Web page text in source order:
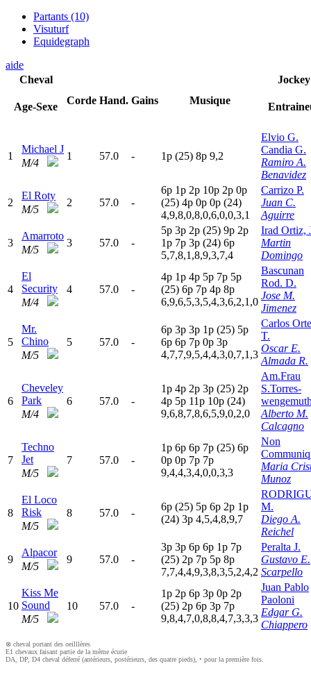
Partants (10)
Visuturf
Equidegraph
aide
Cheval
Age-Sexe
Corde Hand. Gains Musique
Jockey
1
Michael J
M/4
1 57.0 - 1p (25) 8p 9,2
Elvio G.
Candia G.
Ramiro A.
Benavidez
2
El Roty
M/5
2 57.0 -
6p 1p 2p 10p 2p 0p
(25) 4p 0p 0p (24)
4,9,8,0,8,0,6,0,0,3,1
Carrizo P.
Juan C.
Aguirre
3
Amarroto
M/5
3 57.0 -
5p 3p 2p (25) 9p 2p
1p 7p 3p (24) 6p
5,7,8,1,8,9,3,7,4
Irad Ortiz,
Martin
Domingo
4
El
Security
M/4
4 57.0 -
4p 1p 4p 5p 7p 5p
(25) 6p 7p 4p 8p
6,9,6,5,3,5,4,3,6,2,1,0
Bascunan
Rod. D.
Jose M.
Jimenez
5
Mr.
Chino
M/5
5 57.0 -
6p 3p 3p 1p (25) 5p
6p 6p 7p 0p 3p
4,7,7,9,5,4,4,3,0,7,1,3
Carlos
T.
Oscar E.
Almada R.
6
Cheveley
Park
M/4
6 57.0 -
1p 4p 2p 3p (25) 2p
4p 5p 11p 10p (24)
9,6,8,7,8,6,5,9,0,2,0
Am.Frau
S.Torres-
Alberto M.
Calcagno
7
Techno
Jet
M/5
7 57.0 -
1p 6p 6p 7p (25) 6p
0p 0p 7p 7p
9,4,4,3,4,0,0,3,3
Non
Maria
Munoz
8
El Loco
Risk
M/5
8 57.0 -
6p (25) 5p 6p 2p 1p
(24) 3p 4,5,4,8,9,7
M.
Diego A.
Reichel
9
Alpacor
M/5
9 57.0 -
3p 3p 6p 6p 1p 7p
(25) 2p 7p 5p 8p
7,7,4,4,9,3,8,3,5,2,4,2
Peralta J.
Gustavo E.
Scarpello
10
Kiss Me
Sound
M/5
10 57.0 -
1p 2p 6p 3p 0p 2p
(25) 2p 6p 3p 7p
9,8,4,7,0,8,8,4,7,3,3,3
Juan Pablo
Paoloni
Edgar G.
Chiappero
⊗ cheval portant des oeilllères
E1 chevaux faisant partie de la même écurie
DA, DP, D4 cheval déferré (antérieurs, postérieurs, des quatre pieds), • pour la première fois.